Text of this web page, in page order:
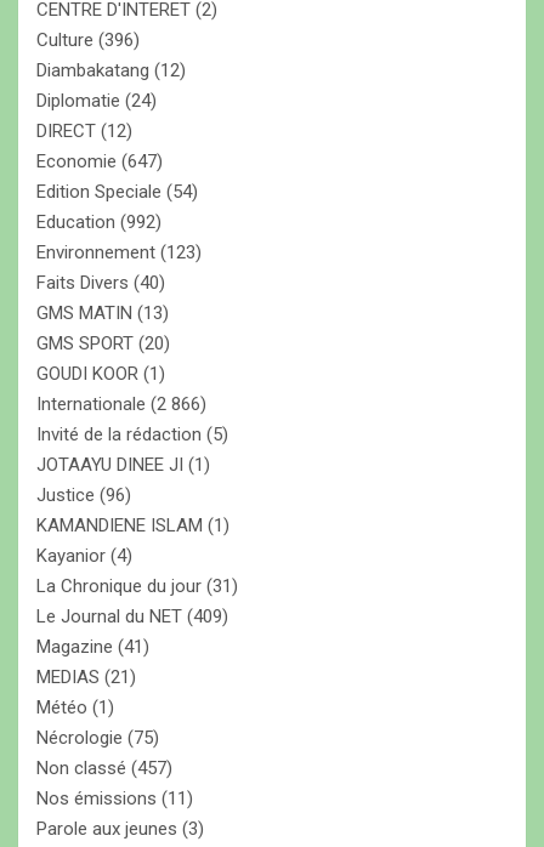
CENTRE D'INTERET (2)
Culture (396)
Diambakatang (12)
Diplomatie (24)
DIRECT (12)
Economie (647)
Edition Speciale (54)
Education (992)
Environnement (123)
Faits Divers (40)
GMS MATIN (13)
GMS SPORT (20)
GOUDI KOOR (1)
Internationale (2 866)
Invité de la rédaction (5)
JOTAAYU DINEE JI (1)
Justice (96)
KAMANDIENE ISLAM (1)
Kayanior (4)
La Chronique du jour (31)
Le Journal du NET (409)
Magazine (41)
MEDIAS (21)
Météo (1)
Nécrologie (75)
Non classé (457)
Nos émissions (11)
Parole aux jeunes (3)